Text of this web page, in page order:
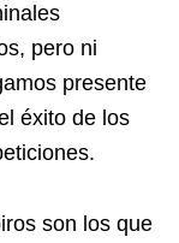
pero ni
presente
éxito de los
son los que